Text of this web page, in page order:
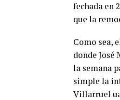
fechada en
que la
Como sea,
donde
la semana
simple la
Villarruel